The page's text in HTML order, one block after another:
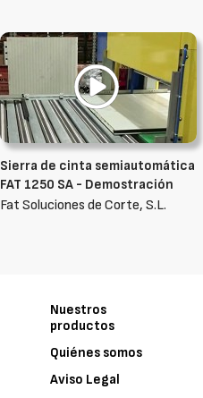
Sierra de cinta semiautomática
FAT 1250 SA - Demostración
Fat Soluciones de Corte, S.L.
Nuestros
productos
Quiénes somos
Aviso Legal